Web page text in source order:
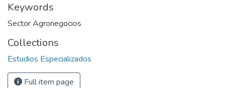
Keywords
Sector Agronegocios
Collections
Estudios Especializados
Full item page